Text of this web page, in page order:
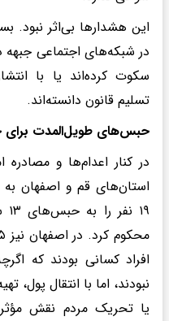
این هشدارها بی‌اثر نبود.
در شبکه‌های اجتماعی جبهه
سکوت کرده‌اند یا با
تسلیم قانون دانسته‌اند.
حبس‌های طویل‌المدت برای
استان‌های قم و اصفهان به
افراد کسانی بودند که
نبودند، اما با انتقال
یا تحریک مردم نقش